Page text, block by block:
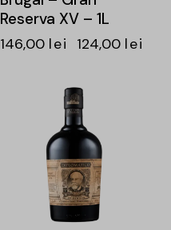
Reserva XV – 1L
146,00 lei 124,00 lei